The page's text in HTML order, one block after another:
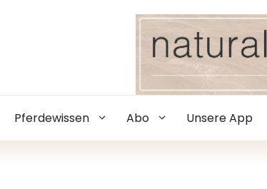
Pferdewissen Abo Unsere App